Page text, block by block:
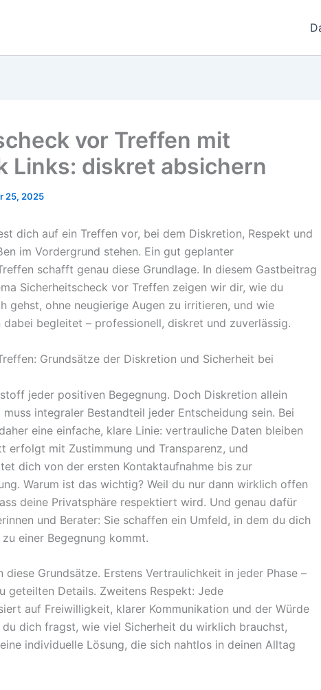
vor Treffen mit
Links: diskret absichern
25, 2025
dich auf ein Treffen vor, bei dem Diskretion, Respekt und
im Vordergrund stehen. Ein gut geplanter
schafft genau diese Grundlage. In diesem Gastbeitrag
Sicherheitscheck vor Treffen zeigen wir dir, wie du
gehst, ohne neugierige Augen zu irritieren, und wie
begleitet – professionell, diskret und zuverlässig.
Grundsätze der Diskretion und Sicherheit bei
jeder positiven Begegnung. Doch Diskretion allein
integraler Bestandteil jeder Entscheidung sein. Bei
eine einfache, klare Linie: vertrauliche Daten bleiben
erfolgt mit Zustimmung und Transparenz, und
dich von der ersten Kontaktaufnahme bis zur
Warum ist das wichtig? Weil du nur dann wirklich offen
deine Privatsphäre respektiert wird. Und genau dafür
und Berater: Sie schaffen ein Umfeld, in dem du dich
einer Begegnung kommt.
diese Grundsätze. Erstens Vertraulichkeit in jeder Phase –
geteilten Details. Zweitens Respekt: Jede
auf Freiwilligkeit, klarer Kommunikation und der Würde
du dich fragst, wie viel Sicherheit du wirklich brauchst,
individuelle Lösung, die sich nahtlos in deinen Alltag